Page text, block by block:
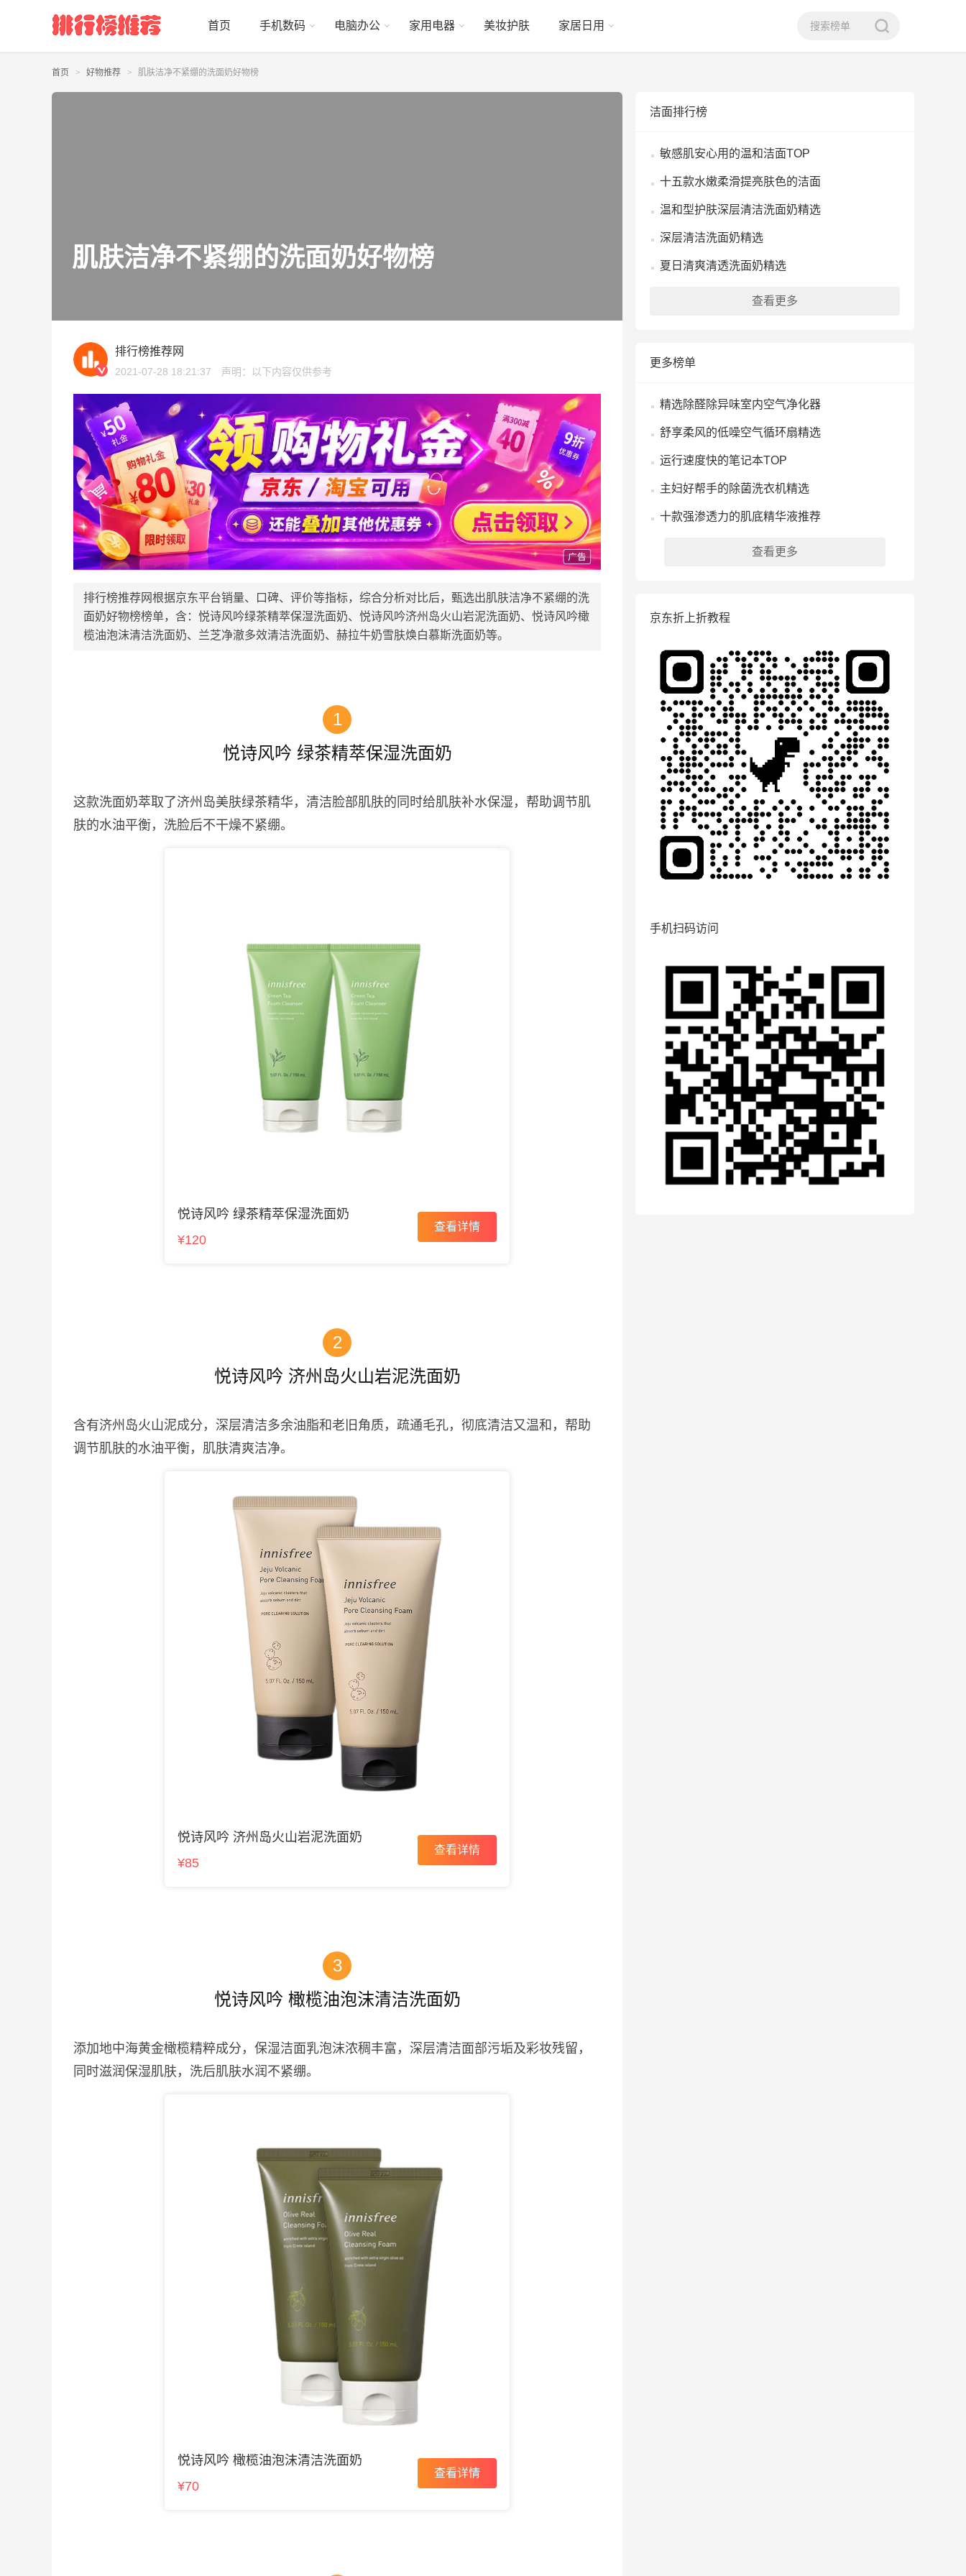
首页 手机数码 电脑办公 家用电器 美妆护肤 家居日用
首页 好物推荐 肌肤洁净不紧绷的洗面奶好物榜
肌肤洁净不紧绷的洗面奶好物榜
排行榜推荐网
2021-07-28 18:21:37 声明：以下内容仅供参考
排行榜推荐网根据京东平台销量、口碑、评价等指标，综合分析对比后，甄选出肌肤洁净不紧绷的洗
面奶好物榜榜单，含：悦诗风吟绿茶精萃保湿洗面奶、悦诗风吟济州岛火山岩泥洗面奶、悦诗风吟橄
榄油泡沫清洁洗面奶、兰芝净澈多效清洁洗面奶、赫拉牛奶雪肤焕白慕斯洗面奶等。
1
悦诗风吟 绿茶精萃保湿洗面奶
这款洗面奶萃取了济州岛美肤绿茶精华，清洁脸部肌肤的同时给肌肤补水保湿，帮助调节肌
肤的水油平衡，洗脸后不干燥不紧绷。
悦诗风吟 绿茶精萃保湿洗面奶
¥120
查看详情
2
悦诗风吟 济州岛火山岩泥洗面奶
含有济州岛火山泥成分，深层清洁多余油脂和老旧角质，疏通毛孔，彻底清洁又温和，帮助
调节肌肤的水油平衡，肌肤清爽洁净。
悦诗风吟 济州岛火山岩泥洗面奶
¥85
查看详情
3
悦诗风吟 橄榄油泡沫清洁洗面奶
添加地中海黄金橄榄精粹成分，保湿洁面乳泡沫浓稠丰富，深层清洁面部污垢及彩妆残留，
同时滋润保湿肌肤，洗后肌肤水润不紧绷。
悦诗风吟 橄榄油泡沫清洁洗面奶
¥70
查看详情
洁面排行榜
敏感肌安心用的温和洁面TOP
十五款水嫩柔滑提亮肤色的洁面
温和型护肤深层清洁洗面奶精选
深层清洁洗面奶精选
夏日清爽清透洗面奶精选
查看更多
更多榜单
精选除醛除异味室内空气净化器
舒享柔风的低噪空气循环扇精选
运行速度快的笔记本TOP
主妇好帮手的除菌洗衣机精选
十款强渗透力的肌底精华液推荐
查看更多
京东折上折教程
手机扫码访问